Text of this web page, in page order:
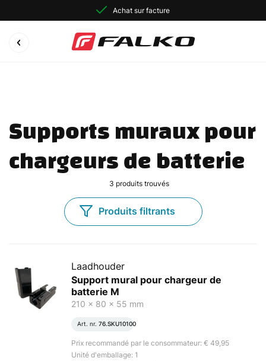
Achat sur facture
Supports muraux pour
chargeurs de batterie
3 produits trouvés
Produits filtrants
Laadhouder
Support mural pour chargeur de
batterie M
210 x 80 x 55 mm
Art. nr. 76.SKU10100
Prix recommandé par le consommateur: € 49,95
Unité d'emballage: 1